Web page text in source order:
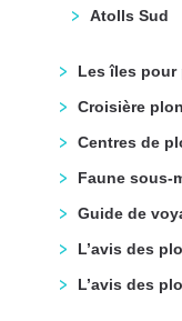
Atolls Sud
Les îles pour
Croisière
Centres de
Faune sous-
Guide de
L’avis des
L’avis des